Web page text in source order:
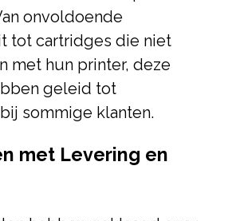
onvoldoende
tot cartridges die niet
met hun printer, deze
geleid tot
sommige klanten.
met Levering en